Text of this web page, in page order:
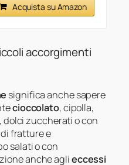
Acquista su Amazon
accorgimenti
significa anche sapere
cioccolato, cipolla,
dolci zuccherati o con
fratture e
salati o con
anche aglieccessi